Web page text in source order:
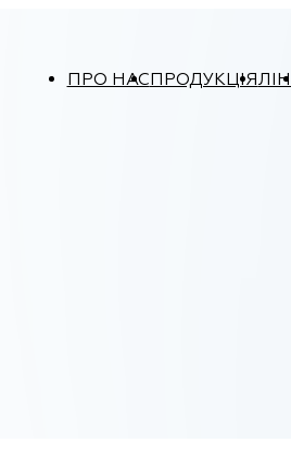
ПРО НАСПРОДУКЦІЯ